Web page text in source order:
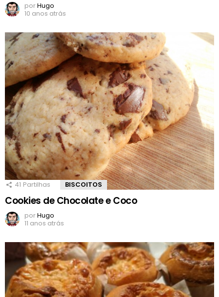
porHugo
10 anos atrás
41 Partilhas BISCOITOS
Cookies de Chocolate e Coco
porHugo
11 anos atrás